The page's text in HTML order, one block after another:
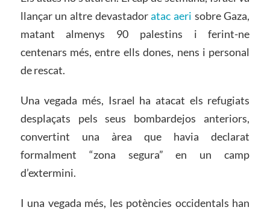
llançar un altre devastadoratac aeri sobre Gaza,
matant almenys 90 palestins i ferint-ne
centenars més, entre ells dones, nens i personal
de rescat.
Una vegada més, Israel ha atacat els refugiats
desplaçats pels seus bombardejos anteriors,
convertint una àrea que havia declarat
formalment “zona segura” en un camp
d’extermini.
I una vegada més, les potències occidentals han